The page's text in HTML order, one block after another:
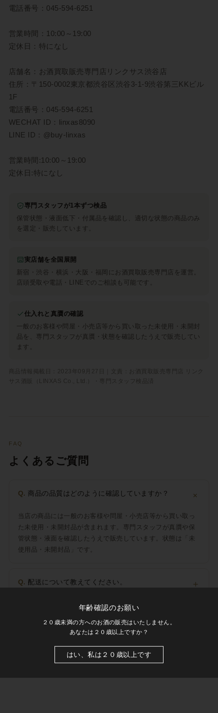
電話番号：045-594-6251
営業時間：10:00～19:00
定休日：特になし
店舗名：お酒買取販売専門店リンクサス渋谷店
住所：〒150-0002東京都渋谷区渋谷3-1-9渋谷第三KKビル
1F
電話番号： 045-594-6251
WECHAT ID：linxas8090
LINE ID：@buy-linxas
営業時間:10:00～19:00
定休日:特になし
専門スタッフが1本ずつ検品
保管状態・液面低下・付属品を確認し、適切な状態の商品のみ
を選定・販売しています。
実店舗を全国展開
新宿・渋谷・横浜・大阪・福岡にお酒買取販売専門店を運営。
店頭受取や電話・LINEでのご相談も可能です。
仕入れと真贋の確認
一般のお客様や問屋・小売店等から買い取った未使用・未開封
品を、専門スタッフが真贋・状態を確認したうえで販売してい
ます。
商品情報掲載日：2023年09月27日｜文責：お酒買取販売専門店 リンク
サス酒販（LINXAS Co., Ltd.）・専門スタッフ検品済
FAQ
よくあるご質問
Q. 商品の品質はどのように確認していますか？ ＋
当店の商品には一般のお客様や問屋・小売店等から買い取っ
た未使用・未開封品が含まれます。専門スタッフが真贋や保
管状態・液面を確認したうえで販売しています。状態は「未
使用品・未開封品」です。
Q. 配送について教えてください。 ＋
未開封のお酒は買取してもらえますか？
20歳未満でも購入できますか？
年齢確認のお願い
２０歳未満の方へのお酒の販売はいたしません。
あなたは２０歳以上ですか？
はい、私は２０歳以上です